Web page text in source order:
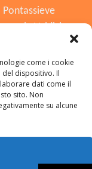
come i cookie
dispositivo. Il
dati come il
sito. Non
su alcune
per la Valdisieve
è tornata in
notizie locali,
per essere
in FM,